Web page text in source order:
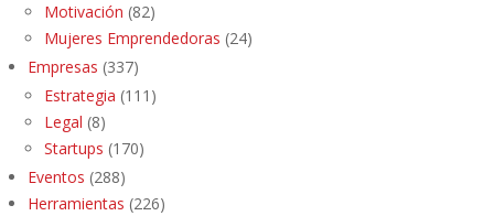
Motivación (82)
Mujeres Emprendedoras (24)
Empresas (337)
Estrategia (111)
Legal (8)
Startups (170)
Eventos (288)
Herramientas (226)